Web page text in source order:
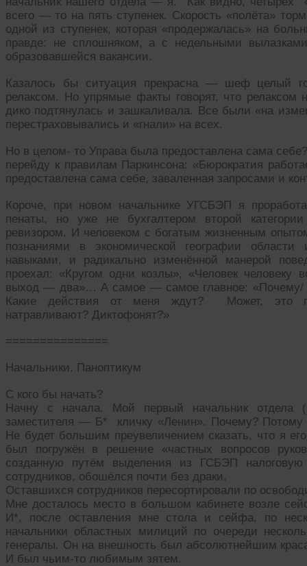
всего — то на пять ступенек. Скорость «полёта»
одной из ступенек, которая «продержалась» на
правде: не сплошняком, а с недельными
образовавшейся вакансии.
Казалось бы ситуация прекрасна — шеф целый
релаксом. Но упрямые факты говорят, что релаксом
дико подтянулась и зашкаливала. Все были «на
перестраховывались и «гнали» на всех.
Но в целом- то Управа была предоставлена сама
перейду к правилам Паркинсона: «Бюрократия
предоставлена сама себе, заваленная запросами и
Короче, при новом начальнике УГСБЭП я
пенаты, но уже не бухгалтером второй
ревизором. И человеком с богатым жизненным
познаниями в экономической географии
навыками, и радикально изменённой манерой
проехал: «Кругом одни козлы», «Человек человеку
выход — два»… А самое — самое главное: «Почему/
Какие действия от меня ждут? Может, это
натравливают? Диктофонят?»
===============
Начальники. Паноптикум
С кого бы начать?
Начну с начала. Мой первый начальник отдела
заместителя — Б* кличку «Ленин». Почему? Потому
Не будет большим преувеличением сказать, что я
был погружён в решение «частных вопросов
созданную путём выделения из ГСБЭП
сотрудников, обошёлся почти без драки.
Оставшихся сотрудников пересортировали по
Мне досталось место в большом кабинете возле
И*, после оставления мне стола и сейфа, по
начальники областных милиций по очереди
генералы. Он на внешность был абсолютнейшим
И был чьим-то любимым зятем.